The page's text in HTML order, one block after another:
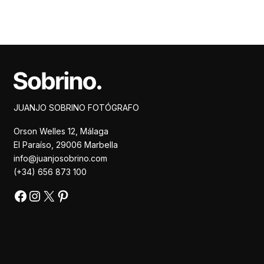
JUANJO SOBRINO FOTÓGRAFO
Orson Welles 12, Málaga
El Paraíso, 29006 Marbella
info@juanjosobrino.com
(+34) 656 873 100
Facebook
Instagram
X Pinterest